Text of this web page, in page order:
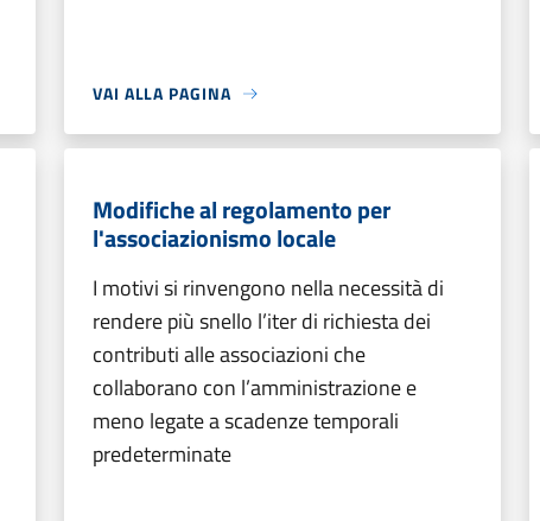
VAI ALLA PAGINA
Modifiche al regolamento per
l'associazionismo locale
I motivi si rinvengono nella necessità di
rendere più snello l’iter di richiesta dei
contributi alle associazioni che
collaborano con l’amministrazione e
meno legate a scadenze temporali
predeterminate